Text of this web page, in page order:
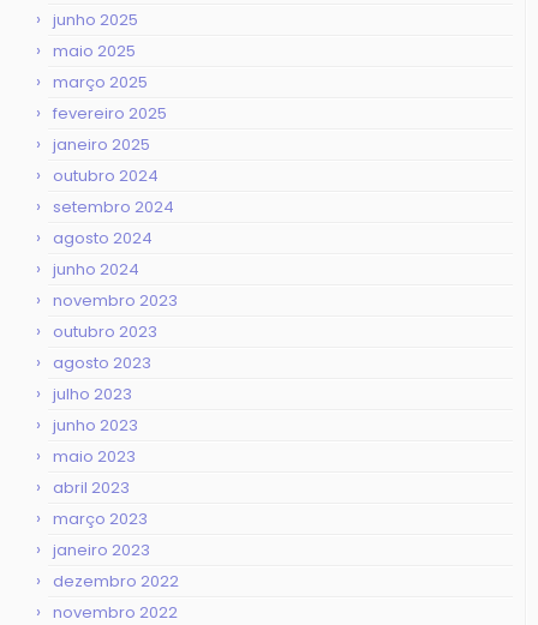
junho 2025
maio 2025
março 2025
fevereiro 2025
janeiro 2025
outubro 2024
setembro 2024
agosto 2024
junho 2024
novembro 2023
outubro 2023
agosto 2023
julho 2023
junho 2023
maio 2023
abril 2023
março 2023
janeiro 2023
dezembro 2022
novembro 2022